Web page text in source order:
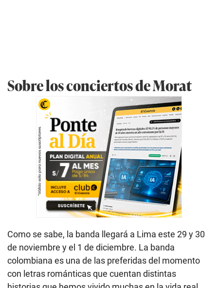
Sobre los conciertos de Morat
Como se sabe, la banda llegará a Lima este 29 y 30
de noviembre y el 1 de diciembre. La banda
colombiana es una de las preferidas del momento
con letras románticas que cuentan distintas